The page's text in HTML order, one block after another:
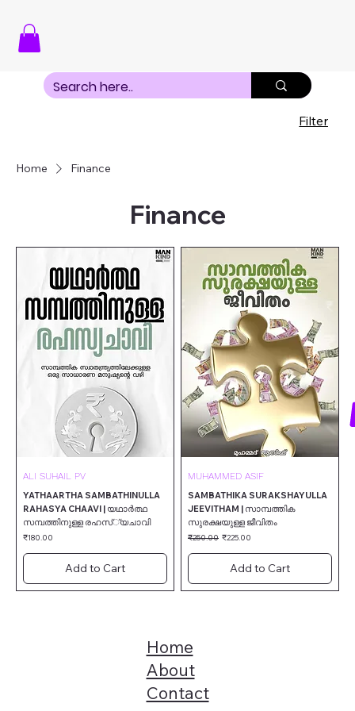
Home Finance
Finance
ALI SUHAIL PV
YATHAARTHA SAMBATHINULLA
RAHASYA CHAAVI | യഥാർത്ഥ
സമ്പത്തിനുള്ള രഹസ്്യചാവി
Price
₹180.00
Add to Cart
MUHAMMED ASIF
SAMBATHIKA SURAKSHAYULLA
JEEVITHAM | സാമ്പത്തിക
സുരക്ഷയുള്ള ജീവിതം
Regular Price
₹250.00 Sale Price
₹225.00
Add to Cart
Filter
Home
About
Contact